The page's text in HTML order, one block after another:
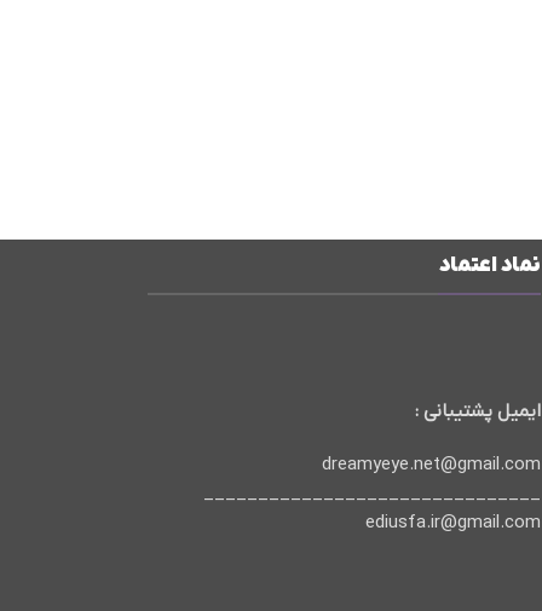
نماد اعتماد
ایمیل پشتیبانی :
dreamyeye.net@gmail.com
_______________________________
ediusfa.ir@gmail.com